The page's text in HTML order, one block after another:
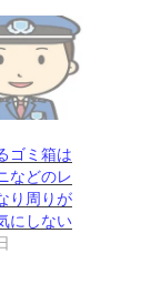
ゴミ箱は
などのレ
り周りが
にしない